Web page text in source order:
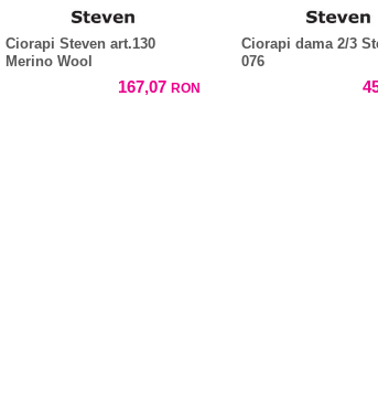
Ciorapi Steven art.130
Merino Wool
167,07 RON
Ciorapi dama 2/3
076